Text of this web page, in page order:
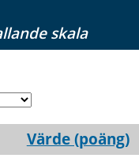
skala
Värde (poäng)